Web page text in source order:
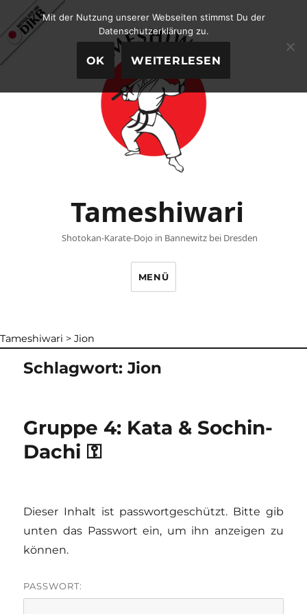
Tameshiwari
Shotokan-Karate-Dojo in Bannewitz bei Dresden
MENÜ
Tameshiwari > Jion
Schlagwort:Jion
Gruppe 4: Kata & Sochin-
Dachi ⚿
Dieser Inhalt ist passwortgeschützt. Bitte gib
unten das Passwort ein, um ihn anzeigen zu
können.
PASSWORT:
Mit der Nutzung unserer Webseiten stimmst Du der
Datenschutzerklärung zu.
OK WEITERLESEN